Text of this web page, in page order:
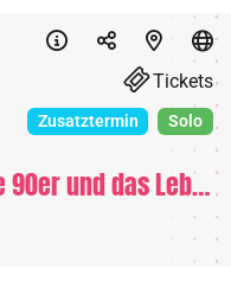
Generation XY: Die 80er, die 90er und das Leben heute
Tickets
Zusatztermin Solo